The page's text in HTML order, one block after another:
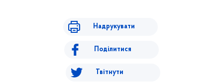
Надрукувати
Поділитися
Твітнути